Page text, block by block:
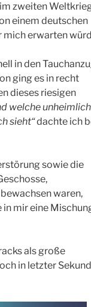
zweiten
einem deutschen
mich erwarten
in den
ging es in recht
dieses riesigen
welche
sieht“dachte ich
sowie die
waren,
in mir eine
als große
in letzter